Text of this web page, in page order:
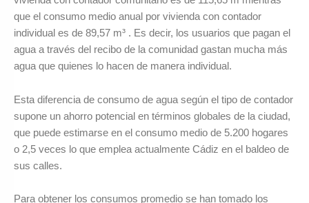
que el consumo medio anual por vivienda con contador
individual es de 89,57 m³ . Es decir, los usuarios que pagan el
agua a través del recibo de la comunidad gastan mucha más
agua que quienes lo hacen de manera individual.
Esta diferencia de consumo de agua según el tipo de contador
supone un ahorro potencial en términos globales de la ciudad,
que puede estimarse en el consumo medio de 5.200 hogares
o 2,5 veces lo que emplea actualmente Cádiz en el baldeo de
sus calles.
Para obtener los consumos promedio se han tomado los